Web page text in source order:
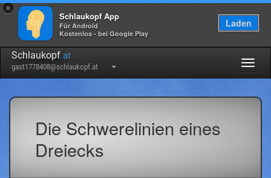
×
Schlaukopf App
Für Android
Kostenlos - bei Google Play
Laden
Schlaukopf.at
gast1778408@schlaukopf.at
Die Schwerelinien eines
Dreiecks